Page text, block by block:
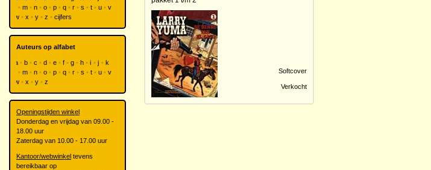
Softcover
Verkocht
m n o p q r s t u
v
w
x y z cijfers
Auteurs op alfabet
a b c d e f g h i j
k
m n o p q r s t u
v
w
x y z
Openingstijden winkel
Donderdag en vrijdag van 09.00 -
18.00 uur
Zaterdag van 10.00 - 17.00 uur
Kantoor/webwinkel tevens
bereikbaar op